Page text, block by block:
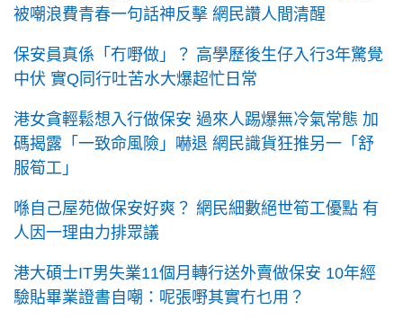
被嘲浪費青春一句話神反擊 網民讚人間清醒
保安員真係「冇嘢做」？ 高學歷後生仔入行3年驚覺
中伏 實Q同行吐苦水大爆超忙日常
港女貪輕鬆想入行做保安 過來人踢爆無冷氣常態 加
碼揭露「一致命風險」嚇退 網民識貨狂推另一「舒
服筍工」
喺自己屋苑做保安好爽？ 網民細數絕世筍工優點 有
人因一理由力排眾議
港大碩士IT男失業11個月轉行送外賣做保安 10年經
驗貼畢業證書自嘲：呢張嘢其實冇乜用？